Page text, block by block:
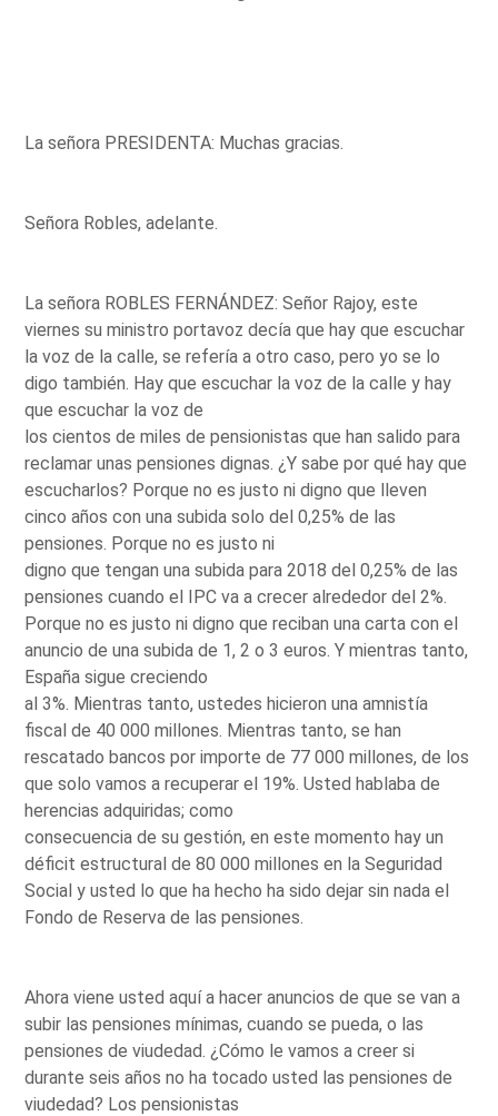
La señora PRESIDENTA: Muchas gracias.
Señora Robles, adelante.
La señora ROBLES FERNÁNDEZ: Señor Rajoy, este
viernes su ministro portavoz decía que hay que escuchar
la voz de la calle, se refería a otro caso, pero yo se lo
digo también. Hay que escuchar la voz de la calle y hay
que escuchar la voz de
los cientos de miles de pensionistas que han salido para
reclamar unas pensiones dignas. ¿Y sabe por qué hay que
escucharlos? Porque no es justo ni digno que lleven
cinco años con una subida solo del 0,25% de las
pensiones. Porque no es justo ni
digno que tengan una subida para 2018 del 0,25% de las
pensiones cuando el IPC va a crecer alrededor del 2%.
Porque no es justo ni digno que reciban una carta con el
anuncio de una subida de 1, 2 o 3 euros. Y mientras tanto,
España sigue creciendo
al 3%. Mientras tanto, ustedes hicieron una amnistía
fiscal de 40 000 millones. Mientras tanto, se han
rescatado bancos por importe de 77 000 millones, de los
que solo vamos a recuperar el 19%. Usted hablaba de
herencias adquiridas; como
consecuencia de su gestión, en este momento hay un
déficit estructural de 80 000 millones en la Seguridad
Social y usted lo que ha hecho ha sido dejar sin nada el
Fondo de Reserva de las pensiones.
Ahora viene usted aquí a hacer anuncios de que se van a
subir las pensiones mínimas, cuando se pueda, o las
pensiones de viudedad. ¿Cómo le vamos a creer si
durante seis años no ha tocado usted las pensiones de
viudedad? Los pensionistas